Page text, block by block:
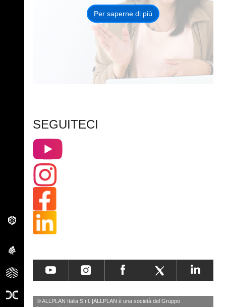
Per saperne di più
SEGUITECI
© ALLPLAN Italia S.r.l. ALLPLAN è una società del Gruppo